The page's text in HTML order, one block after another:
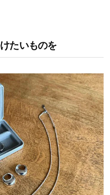
たいものを